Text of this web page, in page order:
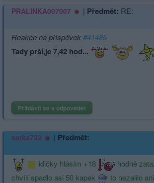
PRALINKA007007 | Předmět: RE:
Reakce na příspěvek#41485
Tady prší,je 7,42 hod...
Přihlásit se a odpovědět
sarka732 | Předmět:
lidičky hlásím +18
hodně
chvílí spadlo asi 50 kapek
to nezalilo